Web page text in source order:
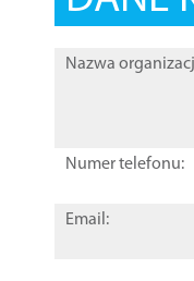
Nazwa
Numer telefonu:
Email: